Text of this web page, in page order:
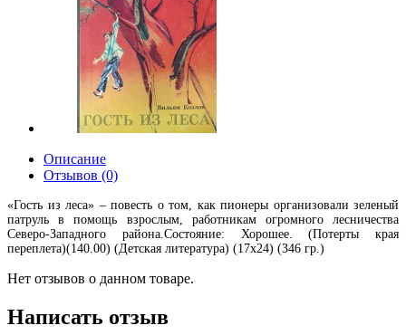
Описание
Отзывов (0)
«Гость из леса» – повесть о том, как пионеры организовали зеленый
патруль в помощь взрослым, работникам огромного лесничества
Северо-Западного района.Состояние: Хорошее. (Потерты края
переплета)(140.00) (Детская литература) (17х24) (346 гр.)
Нет отзывов о данном товаре.
Написать отзыв